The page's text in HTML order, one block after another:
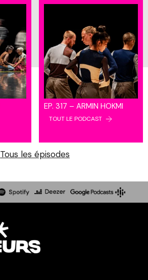
EP. 317 – ARMIN HOKMI
TOUT LE PODCAST
Tous les épisodes